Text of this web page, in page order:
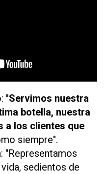
"Servimos nuestra
botella, nuestra
a los clientes que
siempre".
"Representamos
sedientos de